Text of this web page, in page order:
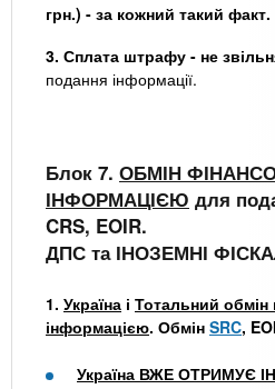
грн.) - за кожний такий факт.
3. Сплата штрафу - не
подання інформації.
Блок 7. ОБМІН
ІНФОРМАЦІЄЮ для
CRS, EOIR.
ДПС та ІНОЗЕМНІ
1. Україна і Тотальний
інформацією. Обмін SRC,
Україна ВЖЕ ОТРИМУЄ